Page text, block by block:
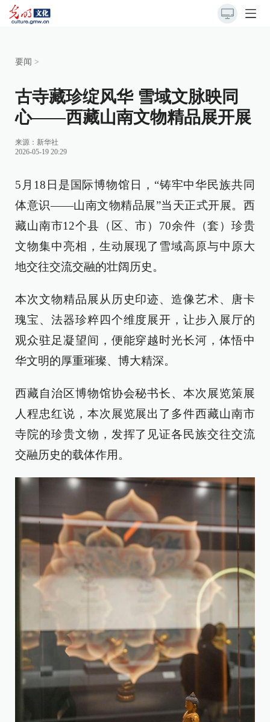
要闻 >
古寺藏珍绽风华 雪域文脉映同
心——西藏山南文物精品展开展
来源： 新华社
2026-05-19 20:29
5月18日是国际博物馆日，“铸牢中华民族共同
体意识——山南文物精品展”当天正式开展。西
藏山南市12个县（区、市）70余件（套）珍贵
文物集中亮相，生动展现了雪域高原与中原大
地交往交流交融的壮阔历史。
本次文物精品展从历史印迹、造像艺术、唐卡
瑰宝、法器珍粹四个维度展开，让步入展厅的
观众驻足凝望间，便能穿越时光长河，体悟中
华文明的厚重璀璨、博大精深。
西藏自治区博物馆协会秘书长、本次展览策展
人程忠红说，本次展览展出了多件西藏山南市
寺院的珍贵文物，发挥了见证各民族交往交流
交融历史的载体作用。